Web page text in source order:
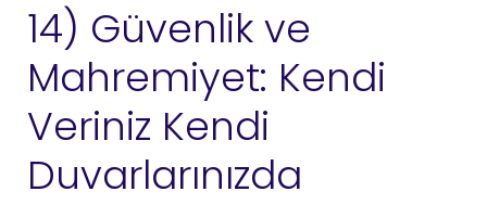
14) Güvenlik ve
Mahremiyet: Kendi
Veriniz Kendi
Duvarlarınızda